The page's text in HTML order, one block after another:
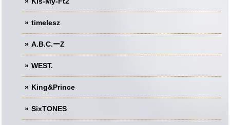
timelesz
A.B.C.ーZ
WEST.
King&Prince
SixTONES